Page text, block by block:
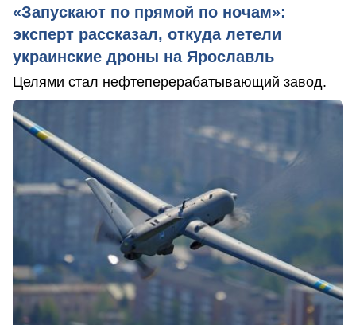
«Запускают по прямой по ночам»:
эксперт рассказал, откуда летели
украинские дроны на Ярославль
Целями стал нефтеперерабатывающий завод.